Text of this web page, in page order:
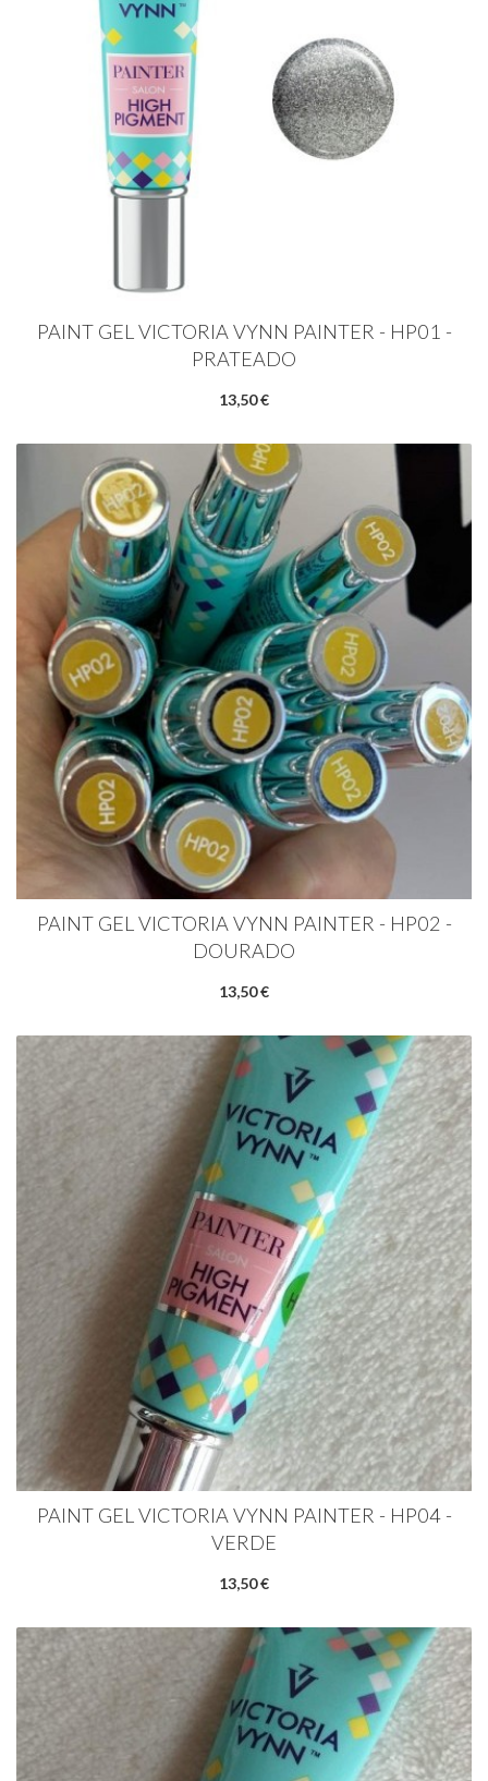
PAINT GEL VICTORIA VYNN PAINTER - HP01 -
PRATEADO
13,50 €
PAINT GEL VICTORIA VYNN PAINTER - HP02 -
DOURADO
13,50 €
PAINT GEL VICTORIA VYNN PAINTER - HP04 -
VERDE
13,50 €